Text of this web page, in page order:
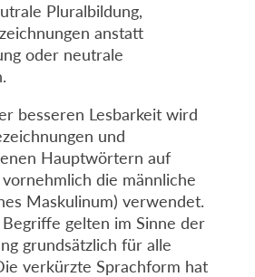
Pluralbildung,
anstatt
oder neutrale
besseren Lesbarkeit wird
und
Hauptwörtern auf
die männliche
Maskulinum) verwendet.
gelten im Sinne der
grundsätzlich für alle
verkürzte Sprachform hat